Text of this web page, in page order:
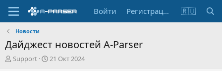
Войти Регистрация 🇷🇺
Новости
Дайджест новостей A-Parser
А
Support
Д
21 Окт 2024